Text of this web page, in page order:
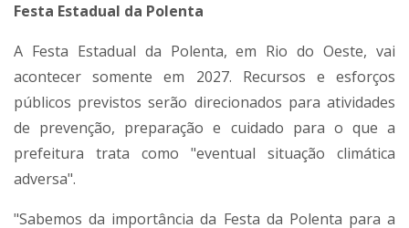
Festa Estadual da Polenta
A Festa Estadual da Polenta, em Rio do Oeste, vai
acontecer somente em 2027. Recursos e esforços
públicos previstos serão direcionados para atividades
de prevenção, preparação e cuidado para o que a
prefeitura trata como "eventual situação climática
adversa".
"Sabemos da importância da Festa da Polenta para a